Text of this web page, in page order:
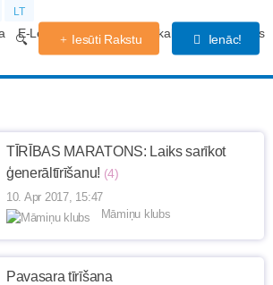
LT
E-Lekcijas Grūtniecības kalendārs Forums
Iesūti Rakstu Ienāc!
TĪRĪBAS MARATONS: Laiks sarīkot
ģenerāltīrīšanu! (4)
10. Apr 2017, 15:47
Māmiņu klubs
Pavasara tīrīšana